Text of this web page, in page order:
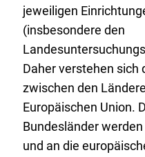
jeweiligen
(insbesondere den
Daher verstehen sich
zwischen den
Europäischen Union.
Bundesländer
und an die